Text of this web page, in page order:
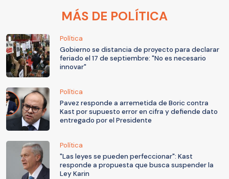
MÁS DE POLÍTICA
Política
Gobierno se distancia de proyecto para declarar
feriado el 17 de septiembre: "No es necesario
innovar"
Política
Pavez responde a arremetida de Boric contra
Kast por supuesto error en cifra y defiende dato
entregado por el Presidente
Política
"Las leyes se pueden perfeccionar": Kast
responde a propuesta que busca suspender la
Ley Karin